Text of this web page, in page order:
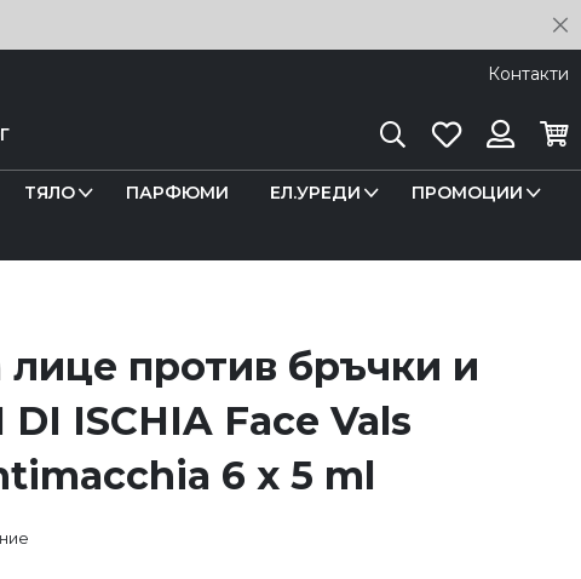
Контакти
ТърсенеЛюбими
ТЯЛО ПАРФЮМИ ЕЛ.УРЕДИ ПРОМОЦИИ
против бръчки и
DI ISCHIA Face Vals
6 x 5 ml